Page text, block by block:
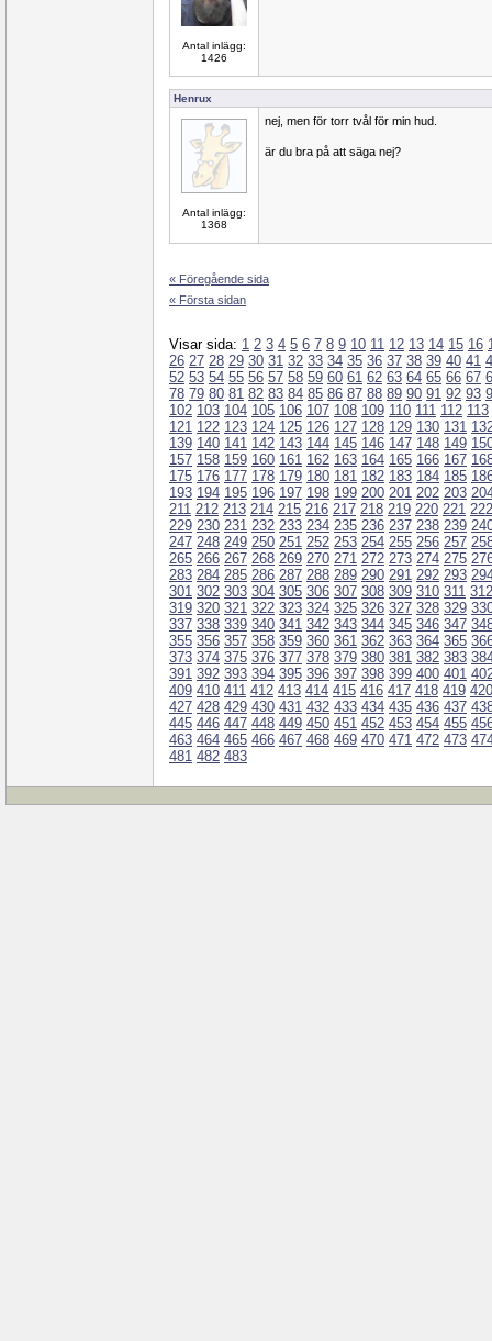
Antal inlägg:
1426
Henrux
Antal inlägg:
1368
nej, men för torr tvål för min hud.
är du bra på att säga nej?
« Föregående sida
« Första sidan
Visar sida: 1 2 3 4 5 6 7 8 9 10 11 12 13 14 15 16
26 27 28 29 30 31 32 33 34 35 36 37 38 39 40 41
52 53 54 55 56 57 58 59 60 61 62 63 64 65 66 67
78 79 80 81 82 83 84 85 86 87 88 89 90 91 92 93
102 103 104 105 106 107 108 109 110 111 112 113
121 122 123 124 125 126 127 128 129 130 131
139 140 141 142 143 144 145 146 147 148 149
157 158 159 160 161 162 163 164 165 166 167
175 176 177 178 179 180 181 182 183 184 185
193 194 195 196 197 198 199 200 201 202 203
211 212 213 214 215 216 217 218 219 220 221 222
229 230 231 232 233 234 235 236 237 238 239
247 248 249 250 251 252 253 254 255 256 257
265 266 267 268 269 270 271 272 273 274 275
283 284 285 286 287 288 289 290 291 292 293
301 302 303 304 305 306 307 308 309 310 311 312
319 320 321 322 323 324 325 326 327 328 329
337 338 339 340 341 342 343 344 345 346 347
355 356 357 358 359 360 361 362 363 364 365
373 374 375 376 377 378 379 380 381 382 383
391 392 393 394 395 396 397 398 399 400 401
409 410 411 412 413 414 415 416 417 418 419 420
427 428 429 430 431 432 433 434 435 436 437
445 446 447 448 449 450 451 452 453 454 455
463 464 465 466 467 468 469 470 471 472 473
481 482 483